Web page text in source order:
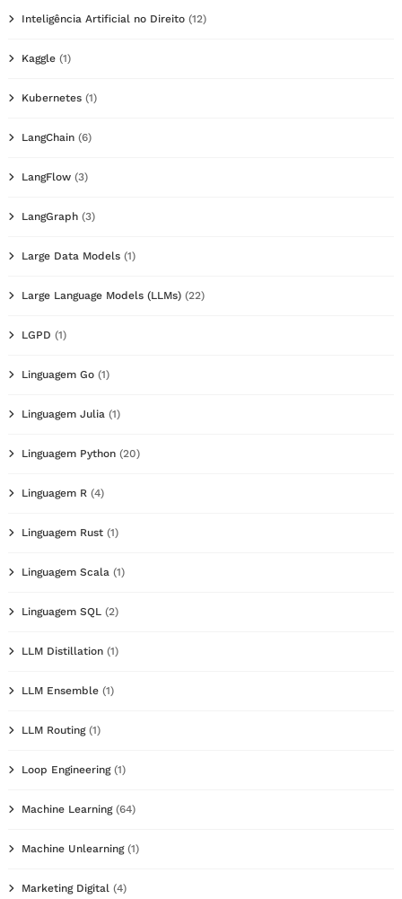
Inteligência Artificial no Direito (12)
Kaggle (1)
Kubernetes (1)
LangChain (6)
LangFlow (3)
LangGraph (3)
Large Data Models (1)
Large Language Models (LLMs) (22)
LGPD (1)
Linguagem Go (1)
Linguagem Julia (1)
Linguagem Python (20)
Linguagem R (4)
Linguagem Rust (1)
Linguagem Scala (1)
Linguagem SQL (2)
LLM Distillation (1)
LLM Ensemble (1)
LLM Routing(1)
Loop Engineering(1)
Machine Learning(64)
Machine Unlearning(1)
Marketing Digital (4)